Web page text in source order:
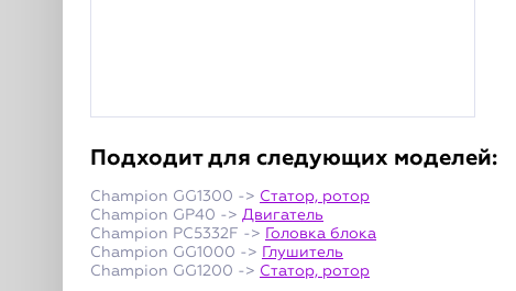
Подходит для следующих моделей:
Champion GG1300 -> Статор, ротор
Champion GP40 -> Двигатель
Champion PC5332F -> Головка блока
Champion GG1000 -> Глушитель
Champion GG1200 -> Статор, ротор